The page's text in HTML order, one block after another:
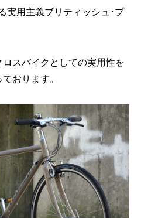
実用主義ブリティッシュ･プ
スバイクとしての実用性を
おります。